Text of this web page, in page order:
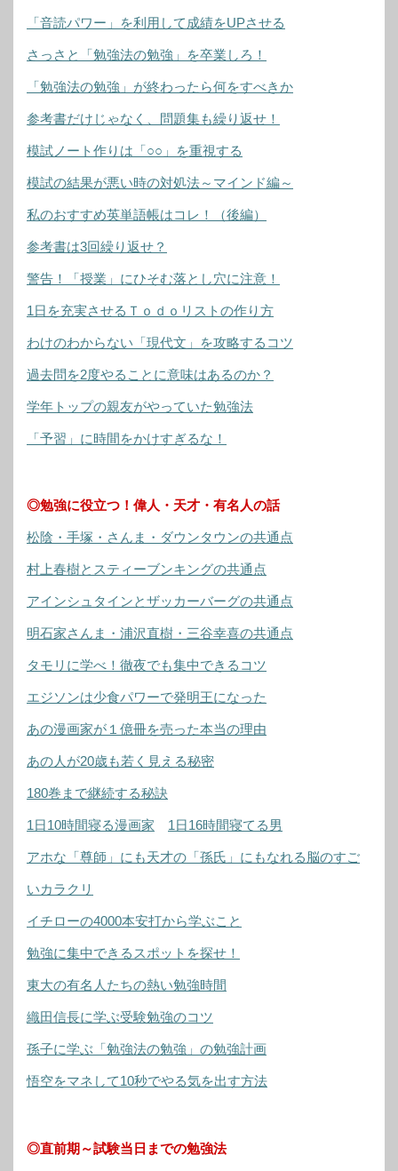
「音読パワー」を利用して成績をUPさせる
さっさと「勉強法の勉強」を卒業しろ！
「勉強法の勉強」が終わったら何をすべきか
参考書だけじゃなく、問題集も繰り返せ！
模試ノート作りは「○○」を重視する
模試の結果が悪い時の対処法～マインド編～
私のおすすめ英単語帳はコレ！（後編）
参考書は3回繰り返せ？
警告！「授業」にひそむ落とし穴に注意！
1日を充実させるＴｏｄｏリストの作り方
わけのわからない「現代文」を攻略するコツ
過去問を2度やることに意味はあるのか？
学年トップの親友がやっていた勉強法
「予習」に時間をかけすぎるな！
◎勉強に役立つ！偉人・天才・有名人の話
松陰・手塚・さんま・ダウンタウンの共通点
村上春樹とスティーブンキングの共通点
アインシュタインとザッカーバーグの共通点
明石家さんま・浦沢直樹・三谷幸喜の共通点
タモリに学べ！徹夜でも集中できるコツ
エジソンは少食パワーで発明王になった
あの漫画家が１億冊を売った本当の理由
あの人が20歳も若く見える秘密
180巻まで継続する秘訣
1日10時間寝る漫画家 1日16時間寝てる男
アホな「尊師」にも天才の「孫氏」にもなれる脳のすご
いカラクリ
イチローの4000本安打から学ぶこと
勉強に集中できるスポットを探せ！
東大の有名人たちの熱い勉強時間
織田信長に学ぶ受験勉強のコツ
孫子に学ぶ「勉強法の勉強」の勉強計画
悟空をマネして10秒でやる気を出す方法
◎直前期～試験当日までの勉強法